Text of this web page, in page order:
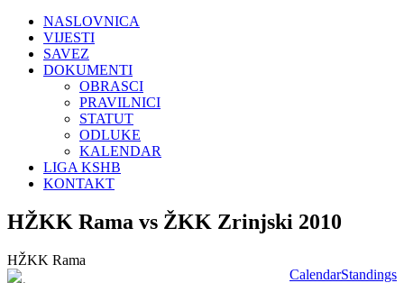
NASLOVNICA
VIJESTI
SAVEZ
DOKUMENTI
OBRASCI
PRAVILNICI
STATUT
ODLUKE
KALENDAR
LIGA KSHB
KONTAKT
HŽKK Rama vs ŽKK Zrinjski 2010
CalendarStandings
HŽKK Rama